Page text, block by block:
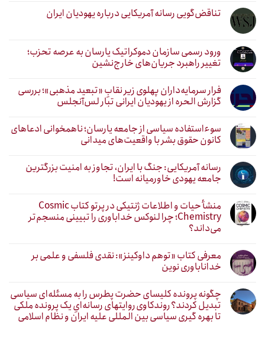
تناقض‌گویی رسانه آمریکایی درباره یهودیان ایران
ورود رسمی سازمان دموکراتیک یارسان به عرصه تحزب؛
تغییر راهبرد جریان‌های خارج‌نشین
فرار سرمایه‌داران پهلوی زیر نقابِ «تبعید مذهبی»؛ بررسی
گزارش الحره از یهودیان ایرانی تبار لس‌آنجلس
سوءاستفاده سیاسی از جامعه یارسان؛ ناهمخوانی ادعاهای
کانون حقوق بشر با واقعیت‌های میدانی
رسانه آمریکایی: جنگ با ایران، تجاوز به امنیت بزرگترین
جامعه یهودی خاورمیانه است!
منشأ حیات و اطلاعات ژنتیکی در پرتو کتاب Cosmic
Chemistry؛ چرا لنوکس خداباوری را تبیینی منسجم‌تر
می‌داند؟
معرفی کتاب «توهم داوکینز»: نقدی فلسفی و علمی بر
خداناباوری نوین
چگونه پرونده کلیسای حضرت پطرس را به مسئله‌ای سیاسی
تبدیل کردند؟ روندکاوی روایتهای رسانه‌ایِ یک پرونده ملکی
تا بهره گیری سیاسی بین المللی علیه ایران و نظام اسلامی